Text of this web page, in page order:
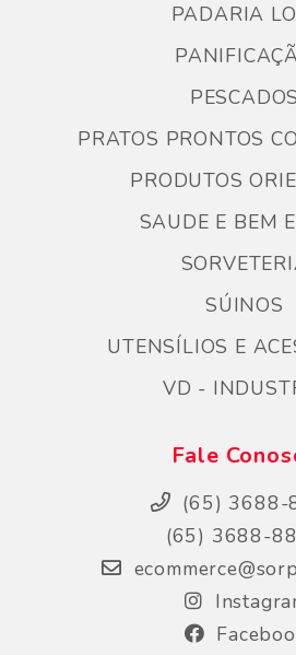
PADARIA
PESCADOS
PRATOS PRONTOS
PRODUTOS
SAUDE E BEM
SÚINOS
UTENSÍLIOS E
VD -
Fale
(65) 3688-
(65) 3688-